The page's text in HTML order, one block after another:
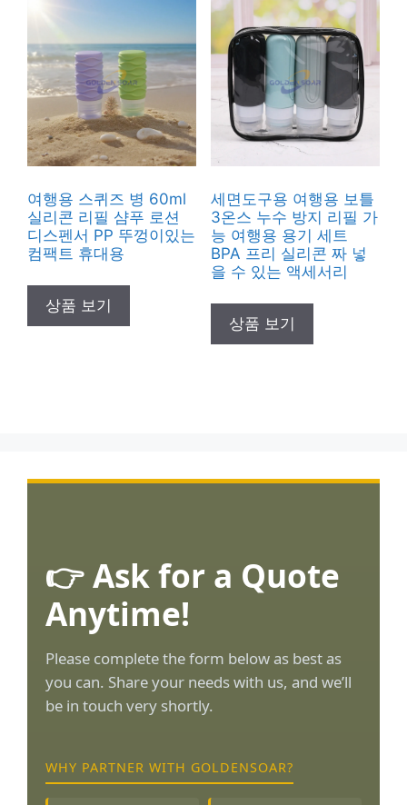
여행용 스퀴즈 병 60ml
실리콘 리필 샴푸 로션
디스펜서 PP 뚜껑이있는
컴팩트 휴대용
상품 보기
세면도구용 여행용 보틀
3온스 누수 방지 리필 가
능 여행용 용기 세트
BPA 프리 실리콘 짜 넣
을 수 있는 액세서리
상품 보기
👉 Ask for a Quote
Anytime!
Please complete the form below as best as
you can. Share your needs with us, and we’ll
be in touch very shortly.
WHY PARTNER WITH GOLDENSOAR?